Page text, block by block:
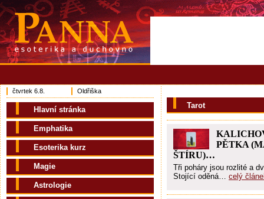
Tarot
PĚTKA
ŠTÍRU)…
Tři poháry jsou rozlité a
Stojící oděná… celý
čtvrtek 6.8. Oldřiška
Hlavní stránka
Emphatika
Esoterika kurz
Magie
Astrologie